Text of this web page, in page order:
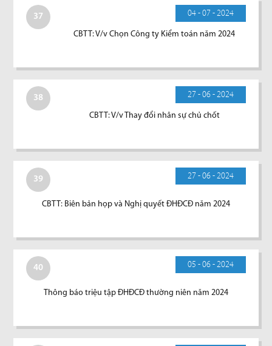
37 04 - 07 - 2024
CBTT: V/v Chọn Công ty Kiểm toán năm 2024
38 27 - 06 - 2024
CBTT: V/v Thay đổi nhân sự chủ chốt
39 27 - 06 - 2024
CBTT: Biên bản họp và Nghị quyết ĐHĐCĐ năm 2024
40 05 - 06 - 2024
Thông báo triệu tập ĐHĐCĐ thường niên năm 2024